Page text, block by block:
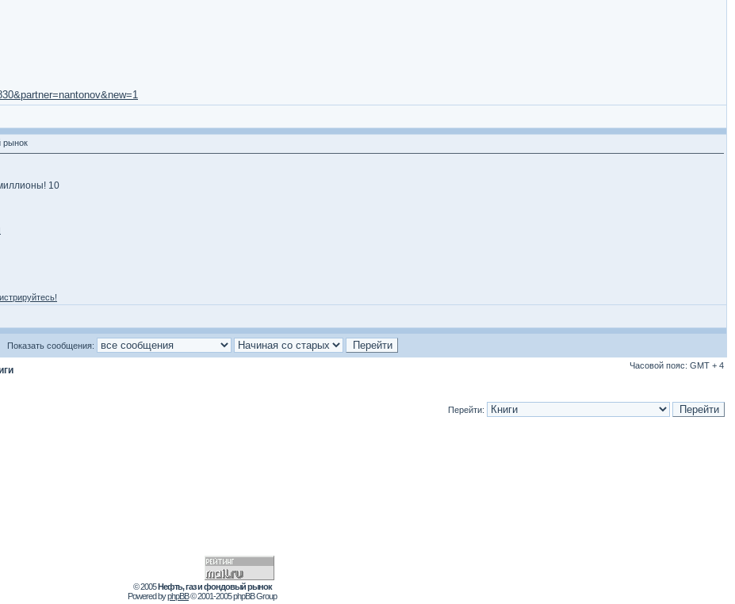
рынок
10
Показать сообщения:
Часовой пояс: GMT + 4
Перейти:
© 2005Нефть, газ и фондовый рынок
Powered byphpBB© 2001-2005 phpBB Group